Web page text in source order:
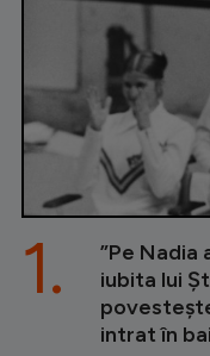
”Pe Nadia
iubita lui
intrat în
1.